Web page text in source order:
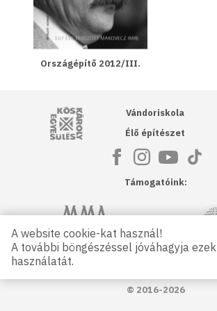
Országépítő 2012/III.
Kós Károly Egyesülés
Vándoriskola
Élő építészet
Támogatóink:
Magyar Művészeti Akadémia NKA
Petőfi Kulturális Ügynökség
© 2016-2026
A website cookie-kat használ!
A további böngészéssel jóváhagyja ezek
használatát.